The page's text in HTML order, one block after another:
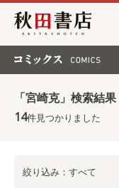
秋田書店
「宮崎克」検索結果
14件見つかりました
絞り込み：すべて